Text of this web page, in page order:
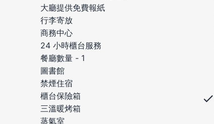
大廳提供免費報紙
行李寄放
商務中心
24 小時櫃台服務
餐廳數量 - 1
圖書館
禁煙住宿
櫃台保險箱
三溫暖烤箱
蒸氣室